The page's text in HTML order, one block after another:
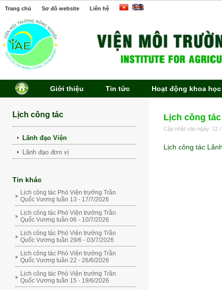
Trang chủ Sơ đồ website Liên hệ
Giới thiệu Tin tức Hoạt động khoa học
Lịch công tác
Lãnh đạo Viện
Lãnh đạo đơn vị
Tin khác
Lịch công tác Phó Viện trưởng Trần
Quốc Vương tuần 13 - 17/7/2026
Lịch công tác Phó Viện trưởng Trần
Quốc Vương tuần 06 - 10/7/2026
Lịch công tác Phó Viện trưởng Trần
Quốc Vương tuần 29/6 - 03/7/2026
Lịch công tác Phó Viện trưởng Trần
Quốc Vương tuần 22 - 26/6/2026
Lịch công tác Phó Viện trưởng Trần
Quốc Vương tuần 15 - 19/6/2026
Lịch công tác
Cập nhật vào ngày: 12
Lịch công tác